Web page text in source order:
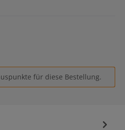
für diese Bestellung.